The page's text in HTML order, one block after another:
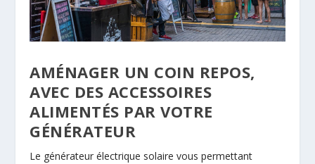
AMÉNAGER UN COIN REPOS,
AVEC DES ACCESSOIRES
ALIMENTÉS PAR VOTRE
GÉNÉRATEUR
Le générateur électrique solaire vous permettant